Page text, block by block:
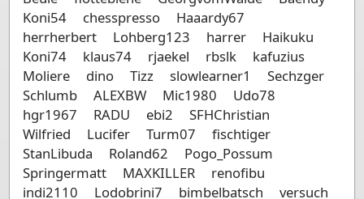
Koni54
chesspresso
Haaardy67
herrherbert
Lohberg123 harrer
Haikuku
Koni74
klaus74 rjaekel rbslk
kafuzius
Moliere
dino Tizz slowlearner1
Sechzger
Schlumb
ALEXBW Mic1980
Udo78
hgr1967
RADU ebi2
SFHChristian
Wilfried
Lucifer Turm07
fischtiger
StanLibuda
Roland62
Pogo_Possum
Springermatt
MAXKILLER
renofibu
indi2110
Lodobrini7 bimbelbatsch
versuch